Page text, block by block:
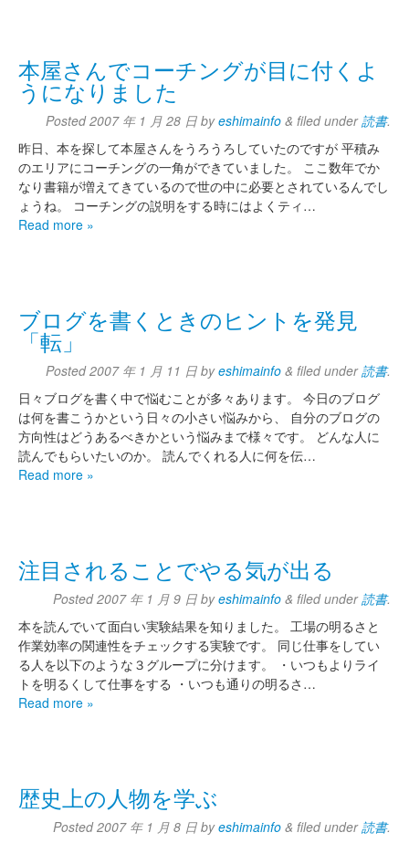
本屋さんでコーチングが目に付くよ
うになりました
Posted2007 年 1 月 28 日 byeshimainfo & filed under読書.
昨日、本を探して本屋さんをうろうろしていたのですが 平積み
のエリアにコーチングの一角ができていました。 ここ数年でか
なり書籍が増えてきているので世の中に必要とされているんでし
ょうね。 コーチングの説明をする時にはよくティ…
Read more »
ブログを書くときのヒントを発見
「転」
Posted2007 年 1 月 11 日 byeshimainfo & filed under読書.
日々ブログを書く中で悩むことが多々あります。 今日のブログ
は何を書こうかという日々の小さい悩みから、 自分のブログの
方向性はどうあるべきかという悩みまで様々です。 どんな人に
読んでもらいたいのか。 読んでくれる人に何を伝…
Read more »
注目されることでやる気が出る
Posted2007 年 1 月 9 日 byeshimainfo & filed under読書.
本を読んでいて面白い実験結果を知りました。 工場の明るさと
作業効率の関連性をチェックする実験です。 同じ仕事をしてい
る人を以下のような３グループに分けます。 ・いつもよりライ
トを明るくして仕事をする ・いつも通りの明るさ…
Read more »
歴史上の人物を学ぶ
Posted2007 年 1 月 8 日 byeshimainfo & filed under読書.